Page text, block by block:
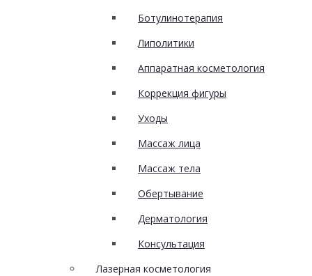
Ботулинотерапия
Липолитики
Аппаратная косметология
Коррекция фигуры
Уходы
Массаж лица
Массаж тела
Обертывание
Дерматология
Консультация
Лазерная косметология